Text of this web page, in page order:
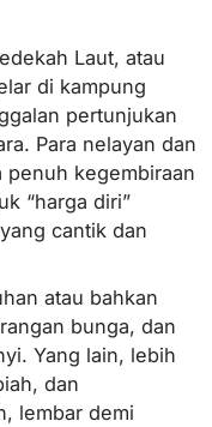
Laut, atau
di kampung
pertunjukan
Para nelayan dan
penuh kegembiraan
“harga diri”
cantik dan
atau bahkan
bunga, dan
Yang lain, lebih
dan
lembar demi